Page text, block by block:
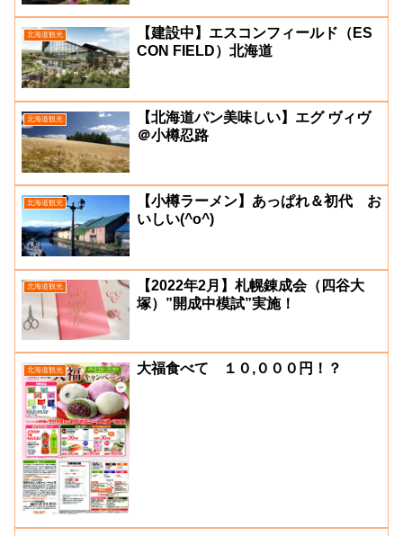
北海道観光
【建設中】エスコンフィールド（ES
CON FIELD）北海道
北海道観光
【北海道パン美味しい】エグ ヴィヴ
＠小樽忍路
北海道観光
【小樽ラーメン】あっぱれ＆初代 お
いしい(^o^)
北海道観光
【2022年2月】札幌錬成会（四谷大
塚）”開成中模試”実施！
北海道観光 大福食べて １０,０００円！？